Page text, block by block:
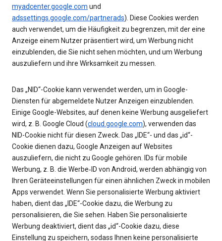
myadcenter.google.com und
adssettings.google.com/partnerads). Diese Cookies werden
auch verwendet, um die Häufigkeit zu begrenzen, mit der eine
Anzeige einem Nutzer präsentiert wird, um Werbung nicht
einzublenden, die Sie nicht sehen möchten, und um Werbung
auszuliefern und ihre Wirksamkeit zu messen.
Das „NID“-Cookie kann verwendet werden, um in Google-
Diensten für abgemeldete Nutzer Anzeigen einzublenden.
Einige Google-Websites, auf denen keine Werbung ausgeliefert
wird, z. B. Google Cloud (cloud.google.com), verwenden das
NID-Cookie nicht für diesen Zweck. Das „IDE“- und das „id“-
Cookie dienen dazu, Google Anzeigen auf Websites
auszuliefern, die nicht zu Google gehören. IDs für mobile
Werbung, z. B. die Werbe‑ID von Android, werden abhängig von
Ihren Geräteeinstellungen für einen ähnlichen Zweck in mobilen
Apps verwendet. Wenn Sie personalisierte Werbung aktiviert
haben, dient das „IDE“-Cookie dazu, die Werbung zu
personalisieren, die Sie sehen. Haben Sie personalisierte
Werbung deaktiviert, dient das „id“-Cookie dazu, diese
Einstellung zu speichern, sodass Ihnen keine personalisierte